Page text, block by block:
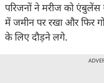
परिजनों ने मरीज को एंबुलेंस
में जमीन पर रखा और फिर
के लिए दौड़ने लगे.